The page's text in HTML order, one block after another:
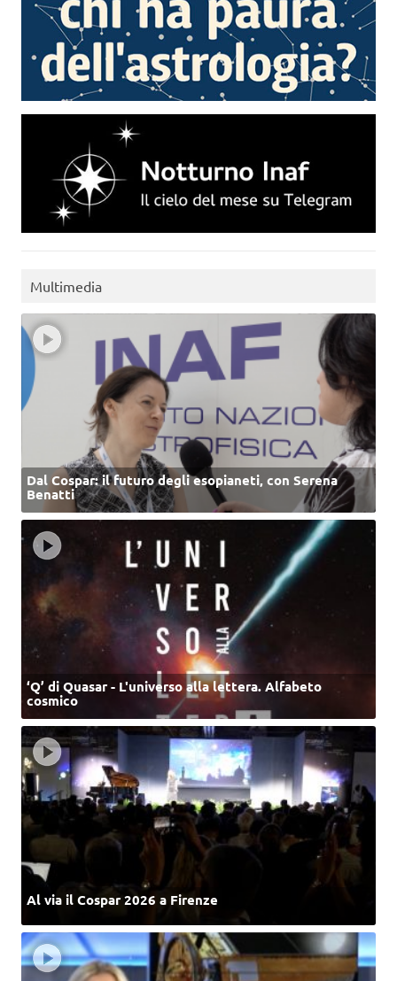
Multimedia
Dal Cospar: il futuro degli esopianeti, con Serena
Benatti
‘Q’ di Quasar - L'universo alla lettera. Alfabeto
cosmico
Al via il Cospar 2026 a Firenze